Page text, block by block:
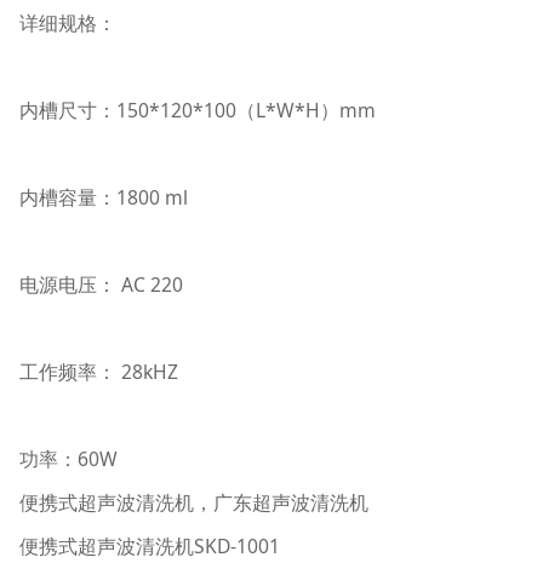
详细规格：
内槽尺寸：150*120*100（L*W*H）mm
内槽容量：1800 ml
电源电压： AC 220
工作频率： 28kHZ
功率：60W
便携式超声波清洗机，广东超声波清洗机
便携式超声波清洗机SKD-1001